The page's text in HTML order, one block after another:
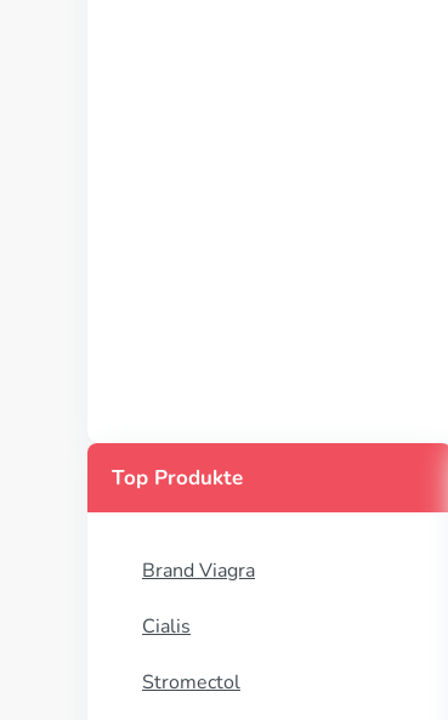
Top Produkte
Brand Viagra
Cialis
Stromectol